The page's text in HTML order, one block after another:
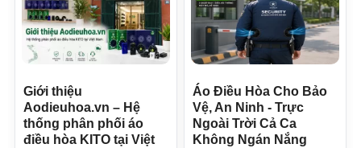
Giới thiệu
Aodieuhoa.vn – Hệ
thống phân phối áo
điều hòa KITO tại Việt
Áo Điều Hòa Cho Bảo
Vệ, An Ninh - Trực
Ngoài Trời Cả Ca
Không Ngán Nắng